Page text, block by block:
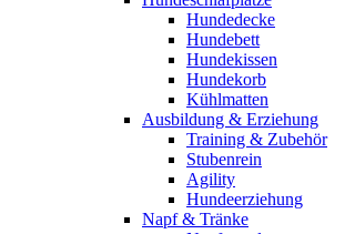
Hundedecke
Hundebett
Hundekissen
Hundekorb
Kühlmatten
Ausbildung & Erziehung
Training & Zubehör
Stubenrein
Agility
Hundeerziehung
Napf & Tränke